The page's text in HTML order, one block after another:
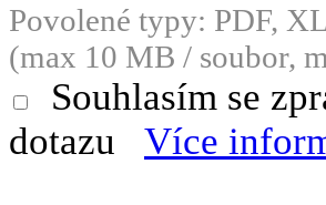
Povolené typy: PDF,
(max 10 MB / soubor,
Souhlasím se
dotazu
Více